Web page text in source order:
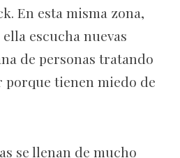
En esta misma zona,
escucha nuevas
de personas tratando
tienen miedo de
se llenan de mucho